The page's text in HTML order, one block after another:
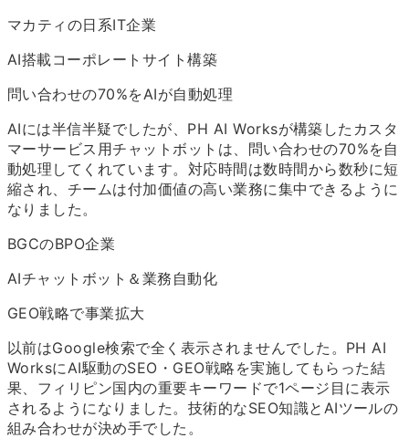
マカティの日系IT企業
AI搭載コーポレートサイト構築
問い合わせの70%をAIが自動処理
AIには半信半疑でしたが、PH AI Worksが構築したカスタ
マーサービス用チャットボットは、問い合わせの70%を自
動処理してくれています。対応時間は数時間から数秒に短
縮され、チームは付加価値の高い業務に集中できるように
なりました。
BGCのBPO企業
AIチャットボット＆業務自動化
GEO戦略で事業拡大
以前はGoogle検索で全く表示されませんでした。PH AI
WorksにAI駆動のSEO・GEO戦略を実施してもらった結
果、フィリピン国内の重要キーワードで1ページ目に表示
されるようになりました。技術的なSEO知識とAIツールの
組み合わせが決め手でした。